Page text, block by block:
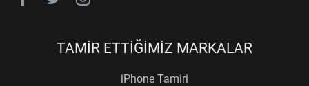
TAMİR ETTİĞİMİZ MARKALAR
iPhone Tamiri